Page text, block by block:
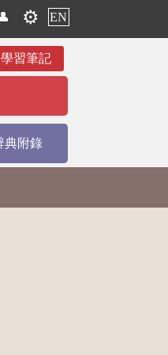
⚙️ EN
學習筆記
典附錄